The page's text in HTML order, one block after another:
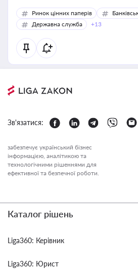
Ринок цінних паперів
Державна служба
+13
Зв'язатися:
забезпечує український бізнес
інформацією, аналітикою та
технологічними рішеннями для
ефективної та безпечної роботи.
Каталог рішень
Liga360: Керівник
Liga360: Юрист